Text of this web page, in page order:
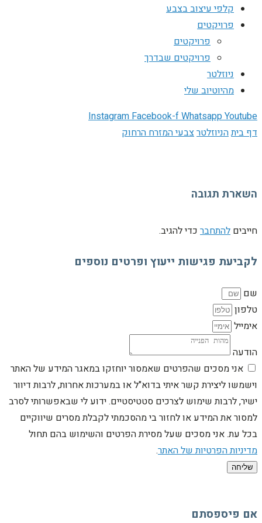
קלפי עיצוב בצבע
פרויקטים
פרויקטים
פרויקטים שבדרך
ניוזלטר
מהיוטיוב שלי
InstagramFacebook-fWhatsappYoutube
דף ביתהניוזלטרצבעי המזרח הרחוק
השארת תגובה
חייבים להתחבר כדי להגיב.
לקביעת פגישות ייעוץ ופרטים נוספים
שם
טלפון
אימייל
הודעה
אני מסכים שהפרטים שאמסור יוחזקו במאגר המידע של האתר
וישמשו ליצירת קשר איתי בדוא"ל או במערכות אחרות, לרבות דיוור
ישיר, לרבות שימוש לצרכים סטטיסטיים. ידוע לי שבאפשרותי לסרב
למסור את המידע או לחזור בי מהסכמתי לקבלת מסרים שיווקיים
בכל עת. אני מסכים שעל מסירת הפרטים והשימוש בהם תחול
מדיניות הפרטיות של האתר.
שליחה
אם פיספסתם